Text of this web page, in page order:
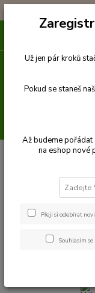
Pelechy
pelech
Už jen pár kroků
Pokud se staneš
Až budeme pořádat
na eshop nové
Přeji si odebírat
Souhlasím se